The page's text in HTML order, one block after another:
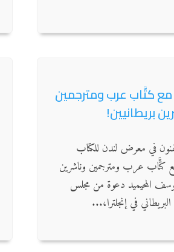
كتَّاب عرب ومترجمين
بريطانيين!
في معرض لندن للكتاب
كتَّاب عرب ومترجمين وناشرين
يوسف المحيميد دعوة من مجلس
في إنجلترا،...